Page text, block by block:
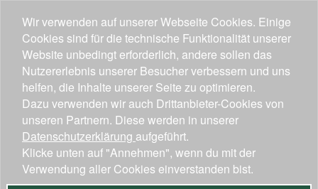
Wir verwenden auf unserer Webseite Cookies. Einige
Cookies sind für die technische Funktionalität unserer
Website unbedingt erforderlich, andere sollen das
Nutzererlebnis unserer Besucher verbessern und uns
helfen, die Inhalte unserer Seite zu optimieren.
Dazu verwenden wir auch Drittanbieter-Cookies von
unseren Partnern. Diese werden in unserer
Datenschutzerklärung aufgeführt.
Klicke unten auf "Annehmen", wenn du mit der
Verwendung aller Cookies einverstanden bist.